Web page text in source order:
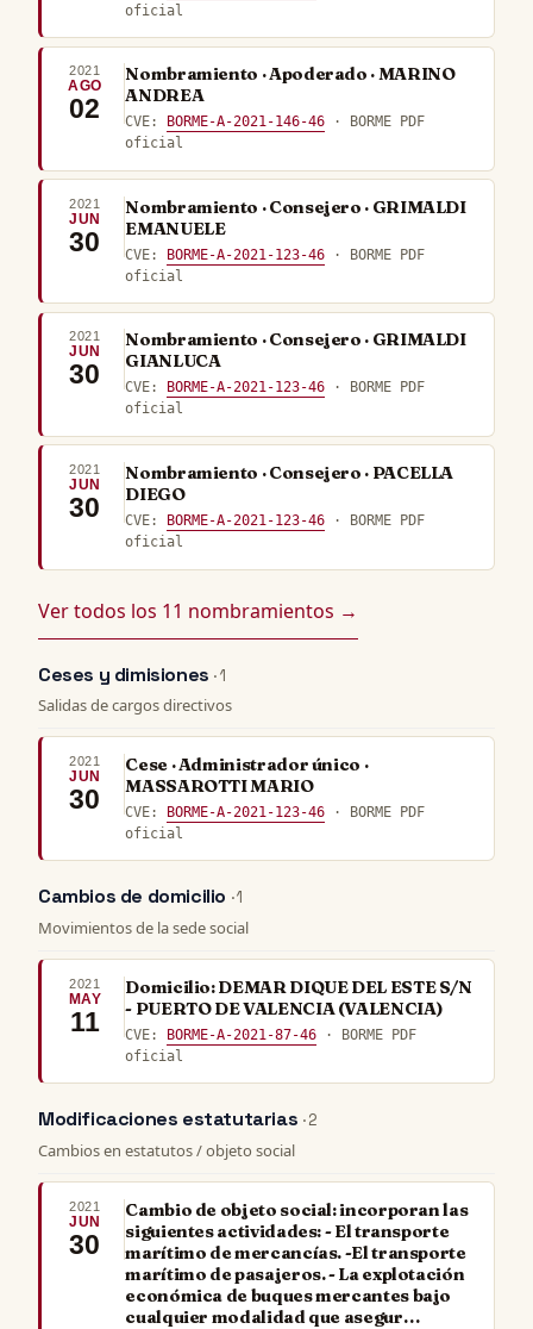
oficial
2021
AGO
02
Nombramiento · Apoderado · MARINO
ANDREA
CVE: BORME-A-2021-146-46 · BORME PDF
oficial
2021
JUN
30
Nombramiento · Consejero · GRIMALDI
EMANUELE
CVE: BORME-A-2021-123-46 · BORME PDF
oficial
2021
JUN
30
Nombramiento · Consejero · GRIMALDI
GIANLUCA
CVE: BORME-A-2021-123-46 · BORME PDF
oficial
2021
JUN
30
Nombramiento · Consejero · PACELLA
DIEGO
CVE: BORME-A-2021-123-46 · BORME PDF
oficial
Ver todos los 11 nombramientos →
Ceses y dimisiones · 1
Salidas de cargos directivos
2021
JUN
30
Cese · Administrador único ·
MASSAROTTI MARIO
CVE: BORME-A-2021-123-46 · BORME PDF
oficial
Cambios de domicilio · 1
Movimientos de la sede social
2021
MAY
11
Domicilio: DEMAR DIQUE DEL ESTE S/N
- PUERTO DE VALENCIA (VALENCIA)
CVE: BORME-A-2021-87-46 · BORME PDF
oficial
Modificaciones estatutarias · 2
Cambios en estatutos / objeto social
2021
JUN
30
Cambio de objeto social: incorporan las
siguientes actividades: - El transporte
marítimo de mercancías. -El transporte
marítimo de pasajeros. - La explotación
económica de buques mercantes bajo
cualquier modalidad que asegur…